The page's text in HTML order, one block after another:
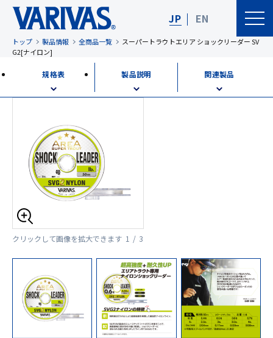
JP EN
トップ 製品情報 全商品一覧
スーパートラウトエリア ショックリーダー SV
G2[ナイロン]
規格表 製品説明 関連製品
クリックして画像を拡大できます 1 / 3